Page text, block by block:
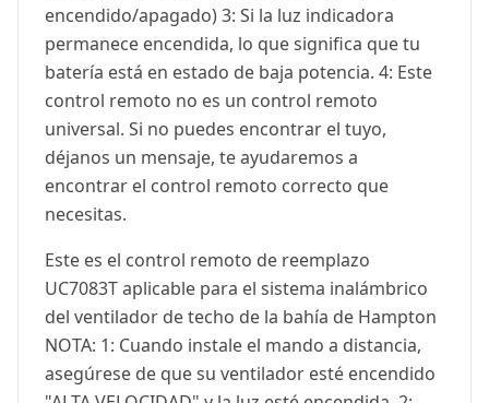
encendido/apagado) 3: Si la luz indicadora
permanece encendida, lo que significa que tu
batería está en estado de baja potencia. 4: Este
control remoto no es un control remoto
universal. Si no puedes encontrar el tuyo,
déjanos un mensaje, te ayudaremos a
encontrar el control remoto correcto que
necesitas.
Este es el control remoto de reemplazo
UC7083T aplicable para el sistema inalámbrico
del ventilador de techo de la bahía de Hampton
NOTA: 1: Cuando instale el mando a distancia,
asegúrese de que su ventilador esté encendido